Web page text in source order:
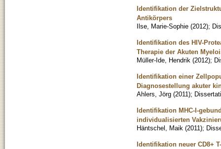
Identifikation der
Antikörpers
Ilse, Marie-Sophie (2012);
Identifikation des HIV-
Therapie der Akuten
Müller-Ide, Hendrik (2012);
Identifikation einer
Diagnosestellung akuter
Ahlers, Jörg (2011);
Identifikation MHC-I-
individualisierten
Häntschel, Maik (2011);
Identifikation neuer CD8+